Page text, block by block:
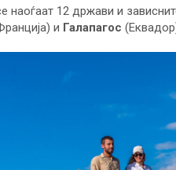
наоѓаат 12 држави и
и Галапагос